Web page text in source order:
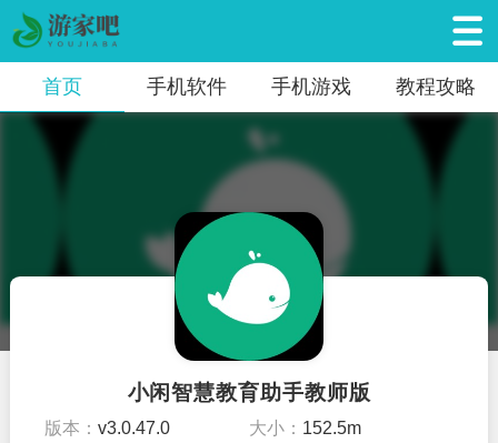
首页 手机软件 手机游戏 教程攻略
小闲智慧教育助手教师版
版本：v3.0.47.0 大小： 152.5m